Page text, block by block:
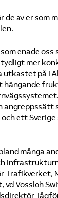
de av er som
enade oss
mer
på i
hängande
ett Sverige
många
Trafikverket,
vd Vossloh